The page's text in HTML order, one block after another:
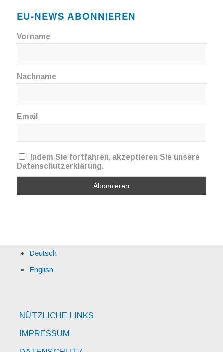
EU-NEWS ABONNIEREN
Vorname
Nachname
Email
Indem Sie fortfahren, akzeptieren Sie unsere
Datenschutzerklärung.
Deutsch
English
NÜTZLICHE LINKS
IMPRESSUM